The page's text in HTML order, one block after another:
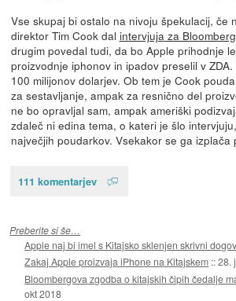
Vse skupaj bi ostalo na nivoju špekulacij, če
direktor Tim Cook dal intervjuja za Bloomberg
drugim povedal tudi, da bo Apple prihodnje
proizvodnje iphonov in ipadov preselil v
100 milijonov dolarjev. Ob tem je Cook
za sestavljanje, ampak za resnično del
ne bo opravljal sam, ampak ameriški
zdaleč ni edina tema, o kateri je šlo
največjih poudarkov. Vsekakor se ga izplača
111 komentarjev
Preberite si še…
Apple naj bi imel s Kitajsko sklenjen skrivni
Zakaj Apple proizvaja iPhone na Kitajskem ::28.
Bloombergova zgodba o kitajskih čipih čedalje
okt 2018